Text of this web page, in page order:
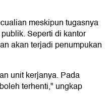
meskipun tugasnya
Seperti di kantor
akan terjadi penumpukan
unit kerjanya. Pada
terhenti," ungkap